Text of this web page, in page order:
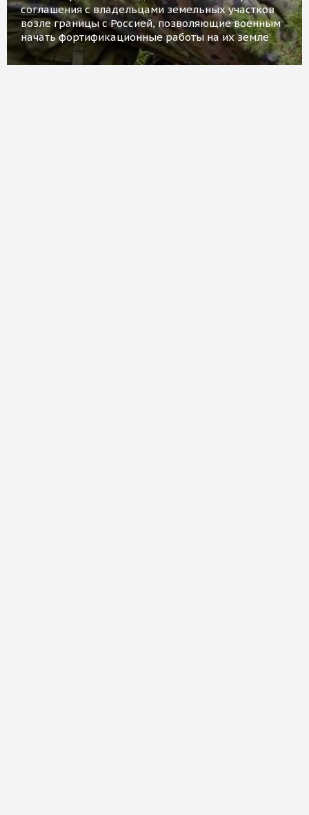
соглашения с владельцами земельных участков
возле границы с Россией, позволяющие военным
начать фортификационные работы на их земле